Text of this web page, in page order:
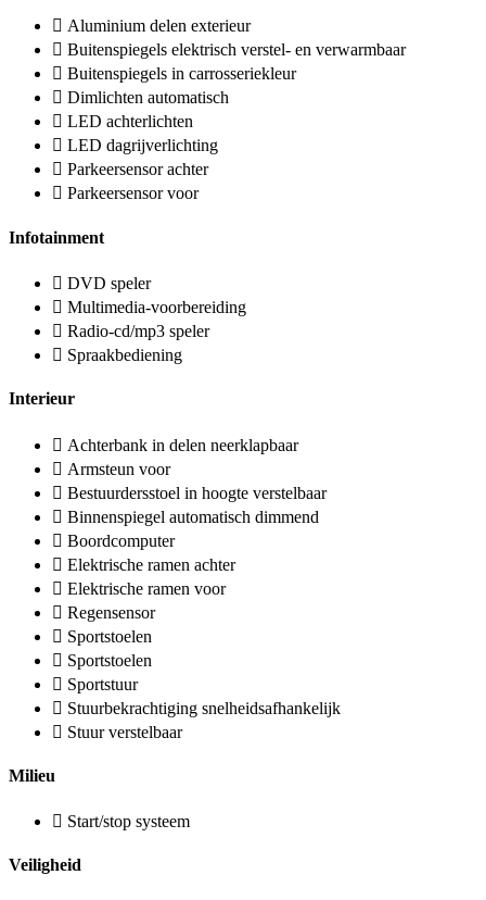
Aluminium delen exterieur
Buitenspiegels elektrisch verstel- en verwarmbaar
Buitenspiegels in carrosseriekleur
Dimlichten automatisch
LED achterlichten
LED dagrijverlichting
Parkeersensor achter
Parkeersensor voor
Infotainment
DVD speler
Multimedia-voorbereiding
Radio-cd/mp3 speler
Spraakbediening
Interieur
Achterbank in delen neerklapbaar
Armsteun voor
Bestuurdersstoel in hoogte verstelbaar
Binnenspiegel automatisch dimmend
Boordcomputer
Elektrische ramen achter
Elektrische ramen voor
Regensensor
Sportstoelen
Sportstoelen
Sportstuur
Stuurbekrachtiging snelheidsafhankelijk
Stuur verstelbaar
Milieu
Start/stop systeem
Veiligheid